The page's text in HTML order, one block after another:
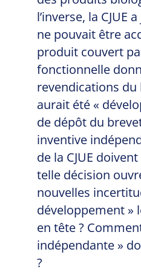
l’inverse, la CJUE
ne pouvait être
produit couvert
fonctionnelle
revendications
aurait été «
de dépôt du
inventive
de la CJUE
telle décision
nouvelles
développement »
en tête ?
indépendante »
?